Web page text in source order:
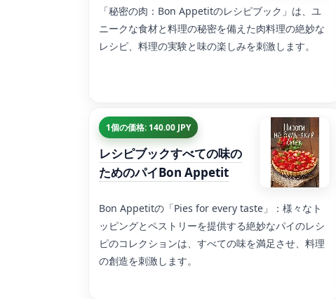
「秘密の肉：Bon Appetitのレシピブック」は、ユ
ニークな食材と料理の秘密を備えた肉料理の絶妙な
レシピ、料理の実験と味の楽しみを刺激します。
1個の価格: 140.00 JPY
レシピブックすべての味の
ためのパイBon Appetit
Bon Appetitの「Pies for every taste」：様々なト
ッピングとペストリーを提供する絶妙なパイのレシ
ピのコレクションは、すべての味を満足させ、料理
の創造を刺激します。